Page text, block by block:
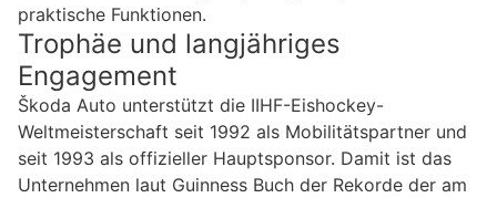
praktische Funktionen.
Trophäe und langjähriges
Engagement
Škoda Auto unterstützt die IIHF-Eishockey-
Weltmeisterschaft seit 1992 als Mobilitätspartner und
seit 1993 als offizieller Hauptsponsor. Damit ist das
Unternehmen laut Guinness Buch der Rekorde der am